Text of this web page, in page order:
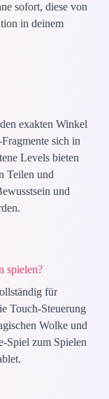
sofort, diese von
in deinem
exakten Winkel
sich in
Levels bieten
Teilen und
und
spielen?
für
Touch-Steuerung
Wolke und
Spiel zum Spielen